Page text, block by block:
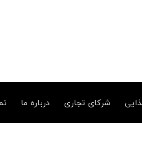
شرکای تجاری درباره ما